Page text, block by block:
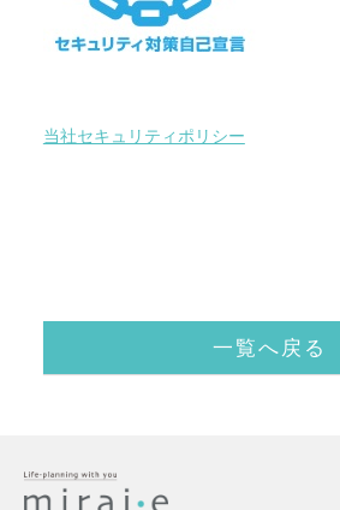
当社セキュリティポリシー
一覧へ戻る